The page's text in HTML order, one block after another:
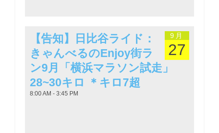
9月
27
【告知】日比谷ライド：
きゃんべるのEnjoy街ラ
ン9月「横浜マラソン試走」
28~30キロ ＊キロ7超
8:00 AM - 3:45 PM